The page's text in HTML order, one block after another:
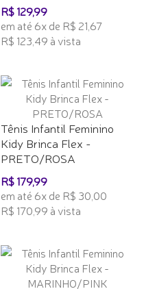
R$ 129,99
em até 6x de R$ 21,67
R$ 123,49 à vista
Tênis Infantil Feminino
Kidy Brinca Flex -
PRETO/ROSA
R$ 179,99
em até 6x de R$ 30,00
R$ 170,99 à vista